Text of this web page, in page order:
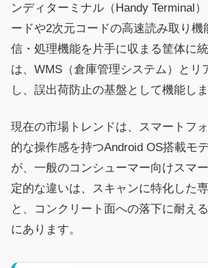
ンディターミナル（Handy Terminal
ードや2次元コードの高速読み取り機
信・処理機能を片手に収まる筐体に
は、WMS（倉庫管理システム）とリ
し、誤出荷防止の基盤として機能しま
現在の市場トレンドは、スマートフ
的な操作感を持つAndroid OS搭載モ
が、一般のコンシューマー向けスマ
定的な違いは、スキャンに特化した
と、コンクリート面への落下に耐え
にあります。